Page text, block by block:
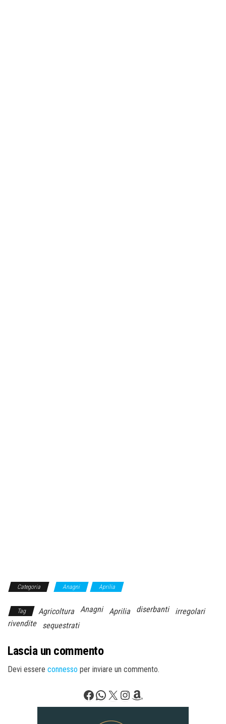
Categoria Anagni Aprilia
Tag Agricoltura Anagni Aprilia diserbanti
irregolari
rivendite
sequestrati
Lascia un commento
Devi essere connesso per inviare un commento.
Facebook
WhatsApp
X Instagram
Amazon